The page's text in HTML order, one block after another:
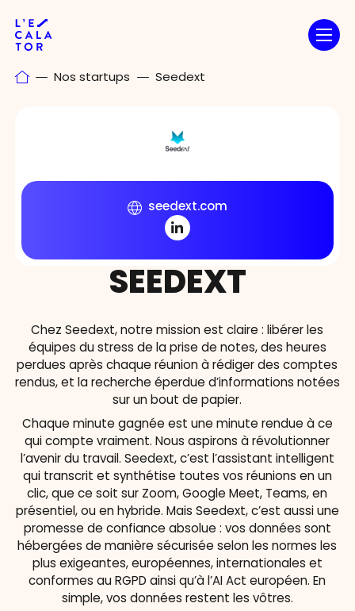
contenu
Nos startups
Seedext
seedext.com
SEEDEXT
Chez Seedext, notre mission est claire : libérer les
équipes du stress de la prise de notes, des heures
perdues après chaque réunion à rédiger des comptes
rendus, et la recherche éperdue d’informations notées
sur un bout de papier.
Chaque minute gagnée est une minute rendue à ce
qui compte vraiment. Nous aspirons à révolutionner
l’avenir du travail. Seedext, c’est l’assistant intelligent
qui transcrit et synthétise toutes vos réunions en un
clic, que ce soit sur Zoom, Google Meet, Teams, en
présentiel, ou en hybride. Mais Seedext, c’est aussi une
promesse de confiance absolue : vos données sont
hébergées de manière sécurisée selon les normes les
plus exigeantes, européennes, internationales et
conformes au RGPD ainsi qu’à l’AI Act européen. En
simple, vos données restent les vôtres.